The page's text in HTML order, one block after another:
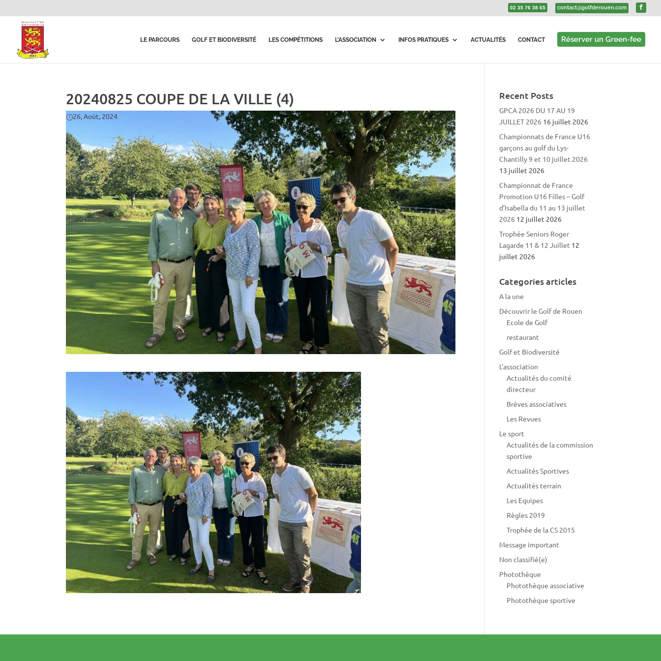
02 35 76 38 65 contact@golfderouen.com
LE PARCOURS GOLF ET BIODIVERSITÉ LES COMPÉTITIONS L’ASSOCIATION INFOS PRATIQUES ACTUALITÉS CONTACT Réserver un Green-fee
20240825 COUPE DE LA VILLE (4)
26, Août, 2024
Recent Posts
GPCA 2026 DU 17 AU 19
JUILLET 2026 16 juillet 2026
Championnats de France U16
garçons au golf du Lys-
Chantilly 9 et 10 juillet 2026
13 juillet 2026
Championnat de France
Promotion U16 Filles – Golf
d’Isabella du 11 au 13 juillet
2026 12 juillet 2026
Trophée Seniors Roger
Lagarde 11 & 12 Juillet 12
juillet 2026
Categories articles
A la une
Découvrir le Golf de Rouen
Ecole de Golf
restaurant
Golf et Biodiversité
L'association
Actualités du comité
directeur
Brèves associatives
Les Revues
Le sport
Actualités de la commission
sportive
Actualités Sportives
Actualités terrain
Les Equipes
Règles 2019
Trophée de la CS 2015
Message important
Non classifié(e)
Photothèque
Photothèque associative
Photothèque sportive